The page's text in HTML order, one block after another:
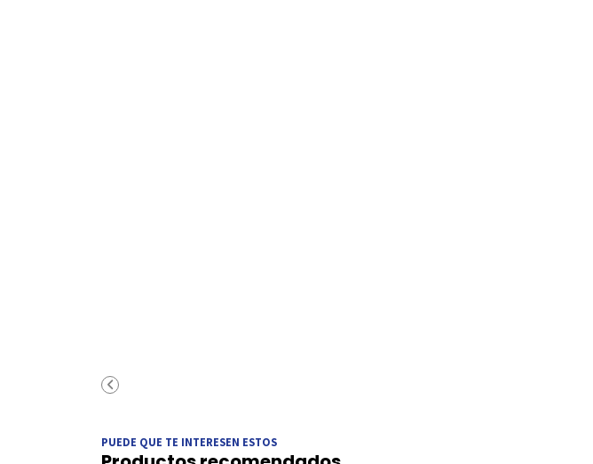
PUEDE QUE TE INTERESEN ESTOS